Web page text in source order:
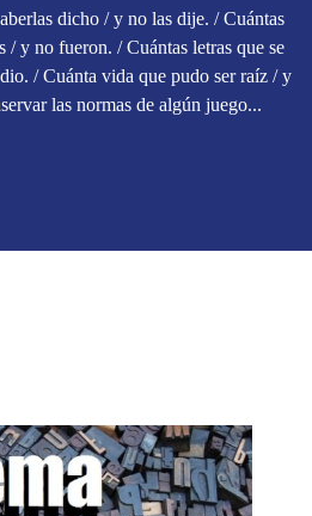
dicho / y no las dije. / Cuántas
/ y no fueron. / Cuántas letras que se
/ Cuánta vida que pudo ser raíz / y
las normas de algún juego...